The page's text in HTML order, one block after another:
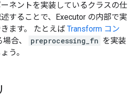
ネントを実装しているクラスの仕
することで、Executor の内部で実
ます。 たとえば Transform コン
合、 preprocessing_fn を実装
う。